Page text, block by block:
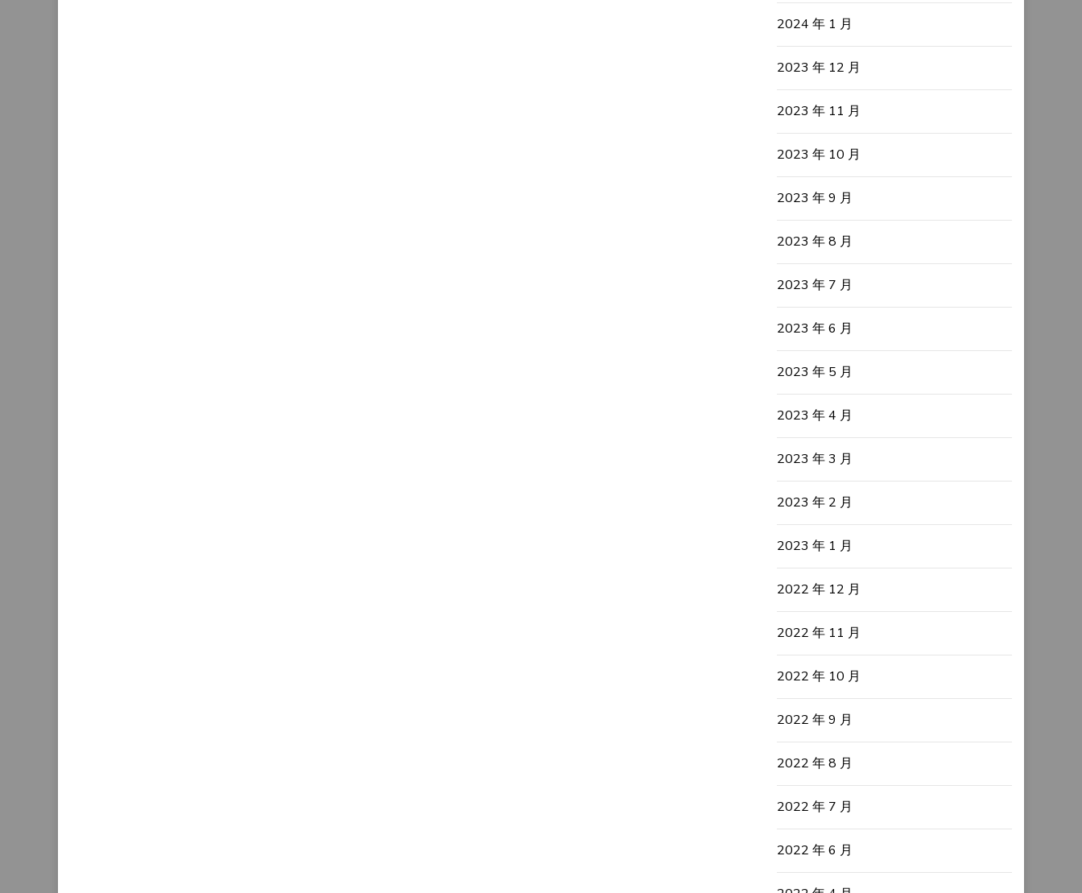
2024 年 1 月
2023 年 12 月
2023 年 11 月
2023 年 10 月
2023 年 9 月
2023 年 8 月
2023 年 7 月
2023 年 6 月
2023 年 5 月
2023 年 4 月
2023 年 3 月
2023 年 2 月
2023 年 1 月
2022 年 12 月
2022 年 11 月
2022 年 10 月
2022 年 9 月
2022 年 8 月
2022 年 7 月
2022 年 6 月